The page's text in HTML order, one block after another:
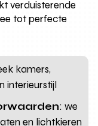
verduisterende
tot perfecte
kamers,
interieurstijl
: we
en lichtkieren